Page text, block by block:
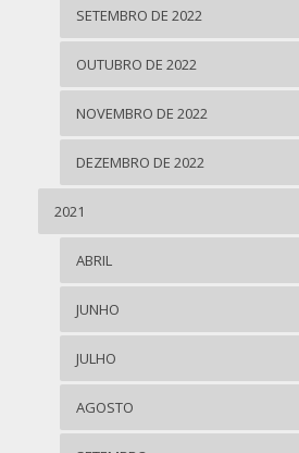
SETEMBRO DE 2022
OUTUBRO DE 2022
NOVEMBRO DE 2022
DEZEMBRO DE 2022
2021
ABRIL
JUNHO
JULHO
AGOSTO